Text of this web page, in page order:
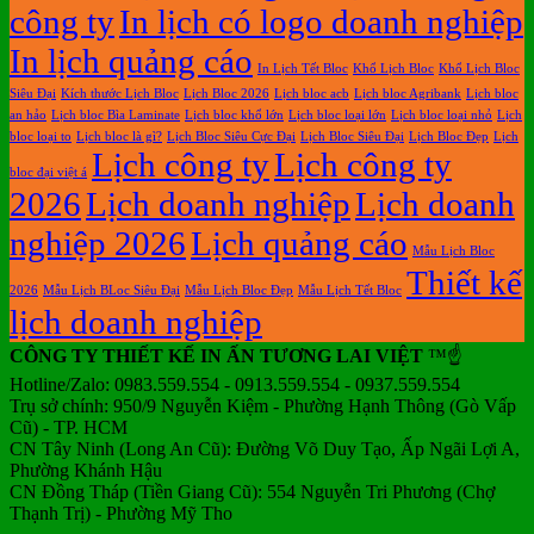
công tyIn lịch có logo doanh nghiệp
In lịch quảng cáo In Lịch Tết Bloc Khổ Lịch Bloc Khổ Lịch Bloc
Siêu Đại Kích thước Lịch Bloc Lịch Bloc 2026 Lịch bloc acb Lịch bloc Agribank Lịch bloc
an hảo Lịch bloc Bìa Laminate Lịch bloc khổ lớn Lịch bloc loại lớn Lịch bloc loại nhỏ Lịch
bloc loại to Lịch bloc là gì? Lịch Bloc Siêu Cực Đại Lịch Bloc Siêu Đại Lịch Bloc Đẹp Lịch
bloc đại việt á Lịch công tyLịch công ty
2026Lịch doanh nghiệpLịch doanh
nghiệp 2026Lịch quảng cáo Mẫu Lịch Bloc
2026 Mẫu Lịch BLoc Siêu Đại Mẫu Lịch Bloc Đẹp Mẫu Lịch Tết Bloc Thiết kế
lịch doanh nghiệp
CÔNG TY THIẾT KẾ IN ẤN TƯƠNG LAI VIỆT ™☝️
Hotline/Zalo: 0983.559.554 - 0913.559.554 - 0937.559.554
Trụ sở chính: 950/9 Nguyễn Kiệm - Phường Hạnh Thông (Gò Vấp
Cũ) - TP. HCM
CN Tây Ninh (Long An Cũ): Đường Võ Duy Tạo, Ấp Ngãi Lợi A,
Phường Khánh Hậu
CN Đồng Tháp (Tiền Giang Cũ): 554 Nguyễn Tri Phương (Chợ
Thạnh Trị) - Phường Mỹ Tho